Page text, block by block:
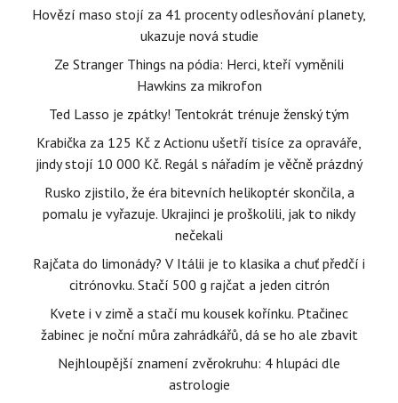
Hovězí maso stojí za 41 procenty odlesňování planety,
ukazuje nová studie
Ze Stranger Things na pódia: Herci, kteří vyměnili
Hawkins za mikrofon
Ted Lasso je zpátky! Tentokrát trénuje ženský tým
Krabička za 125 Kč z Actionu ušetří tisíce za opraváře,
jindy stojí 10 000 Kč. Regál s nářadím je věčně prázdný
Rusko zjistilo, že éra bitevních helikoptér skončila, a
pomalu je vyřazuje. Ukrajinci je proškolili, jak to nikdy
nečekali
Rajčata do limonády? V Itálii je to klasika a chuť předčí i
citrónovku. Stačí 500 g rajčat a jeden citrón
Kvete i v zimě a stačí mu kousek kořínku. Ptačinec
žabinec je noční můra zahrádkářů, dá se ho ale zbavit
Nejhloupější znamení zvěrokruhu: 4 hlupáci dle
astrologie